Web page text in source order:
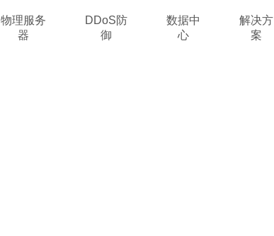
物理服务
器
DDoS防
御
数据中
心
解决方
案